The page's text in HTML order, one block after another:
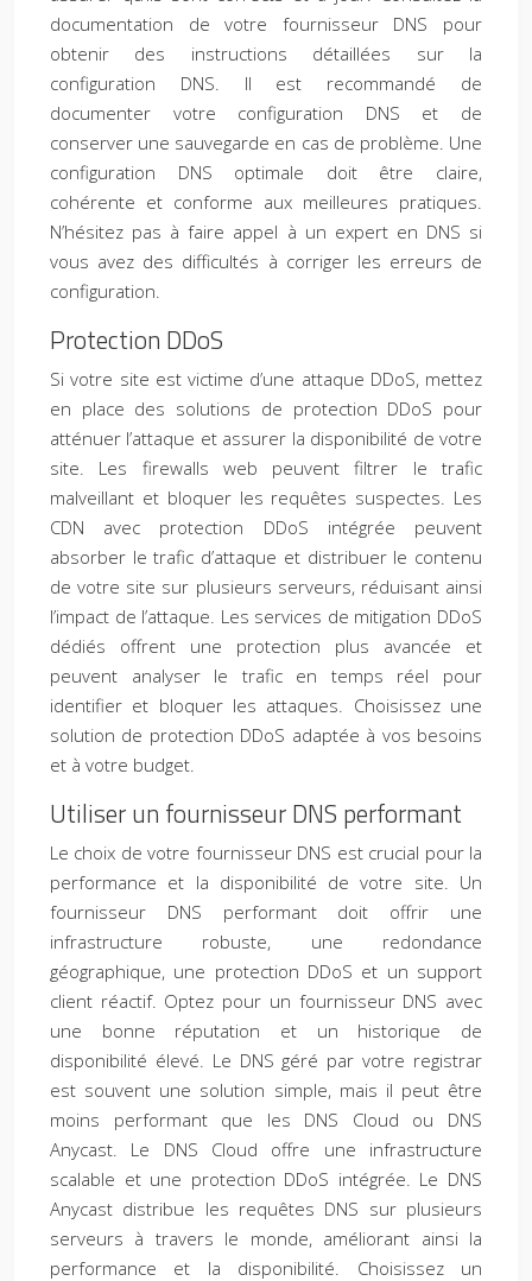
documentation de votre fournisseur DNS pour
obtenir des instructions détaillées sur la
configuration DNS. Il est recommandé de
documenter votre configuration DNS et de
conserver une sauvegarde en cas de problème. Une
configuration DNS optimale doit être claire,
cohérente et conforme aux meilleures pratiques.
N’hésitez pas à faire appel à un expert en DNS si
vous avez des difficultés à corriger les erreurs de
configuration.
Protection DDoS
Si votre site est victime d’une attaque DDoS, mettez
en place des solutions de protection DDoS pour
atténuer l’attaque et assurer la disponibilité de votre
site. Les firewalls web peuvent filtrer le trafic
malveillant et bloquer les requêtes suspectes. Les
CDN avec protection DDoS intégrée peuvent
absorber le trafic d’attaque et distribuer le contenu
de votre site sur plusieurs serveurs, réduisant ainsi
l’impact de l’attaque. Les services de mitigation DDoS
dédiés offrent une protection plus avancée et
peuvent analyser le trafic en temps réel pour
identifier et bloquer les attaques. Choisissez une
solution de protection DDoS adaptée à vos besoins
et à votre budget.
Utiliser un fournisseur DNS performant
Le choix de votre fournisseur DNS est crucial pour la
performance et la disponibilité de votre site. Un
fournisseur DNS performant doit offrir une
infrastructure robuste, une redondance
géographique, une protection DDoS et un support
client réactif. Optez pour un fournisseur DNS avec
une bonne réputation et un historique de
disponibilité élevé. Le DNS géré par votre registrar
est souvent une solution simple, mais il peut être
moins performant que les DNS Cloud ou DNS
Anycast. Le DNS Cloud offre une infrastructure
scalable et une protection DDoS intégrée. Le DNS
Anycast distribue les requêtes DNS sur plusieurs
serveurs à travers le monde, améliorant ainsi la
performance et la disponibilité. Choisissez un